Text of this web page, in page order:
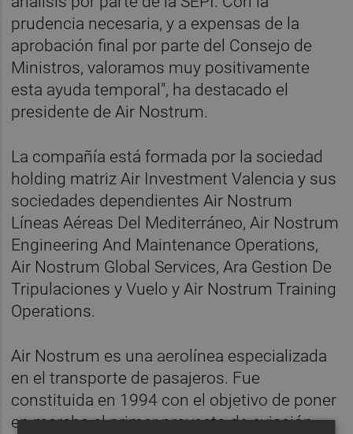
prudencia necesaria, y a expensas de la
aprobación final por parte del Consejo de
Ministros, valoramos muy positivamente
esta ayuda temporal", ha destacado el
presidente de Air Nostrum.
La compañía está formada por la sociedad
holding matriz Air Investment Valencia y sus
sociedades dependientes Air Nostrum
Líneas Aéreas Del Mediterráneo, Air Nostrum
Engineering And Maintenance Operations,
Air Nostrum Global Services, Ara Gestion De
Tripulaciones y Vuelo y Air Nostrum Training
Operations.
Air Nostrum es una aerolínea especializada
en el transporte de pasajeros. Fue
constituida en 1994 con el objetivo de poner
en marcha el primer proyecto de aviación